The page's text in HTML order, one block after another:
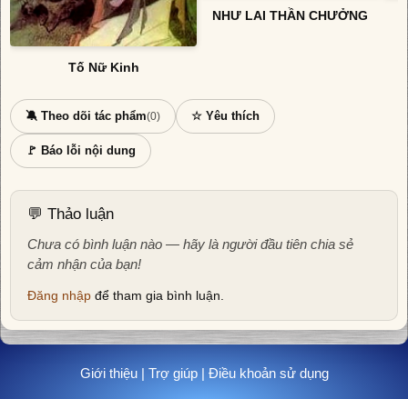
Tố Nữ Kinh
NHƯ LAI THẦN CHƯỞNG
🔕 Theo dõi tác phẩm(0) ☆ Yêu thích
🚩 Báo lỗi nội dung
💬 Thảo luận
Chưa có bình luận nào — hãy là người đầu tiên chia sẻ
cảm nhận của bạn!
Đăng nhập để tham gia bình luận.
Giới thiệu| Trợ giúp| Điều khoản sử dụng